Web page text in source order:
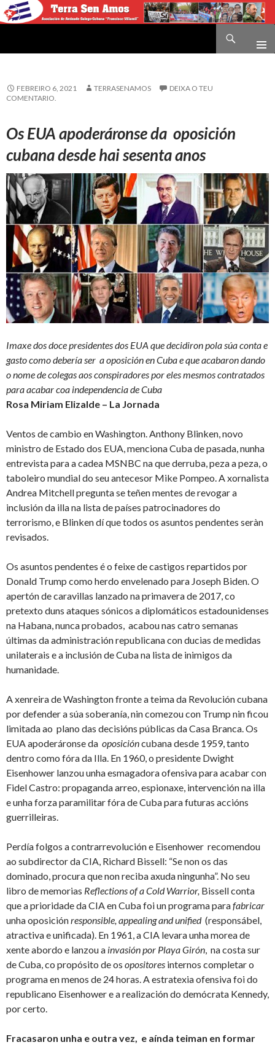
FEBREIRO 6, 2021 TERRASENAMOS
DEIXA O TEU
COMENTARIO.
Os EUA apoderáronse da oposición
cubana desde hai sesenta anos
Imaxe dos doce presidentes dos EUA que decidiron pola súa conta e
gasto como debería ser a oposición en Cuba e que acabaron dando
o nome de colegas aos conspiradores por eles mesmos contratados
para acabar coa independencia de Cuba
Rosa Miriam Elizalde – La Jornada
Ventos de cambio en Washington. Anthony Blinken, novo
ministro de Estado dos EUA, menciona Cuba de pasada, nunha
entrevista para a cadea MSNBC na que derruba, peza a peza, o
taboleiro mundial do seu antecesor Mike Pompeo. A xornalista
Andrea Mitchell pregunta se teñen mentes de revogar a
inclusión da illa na lista de países patrocinadores do
terrorismo, e Blinken dí que todos os asuntos pendentes seràn
revisados.
Os asuntos pendentes é o feixe de castigos repartidos por
Donald Trump como herdo envelenado para Joseph Biden. O
apertón de caravillas lanzado na primavera de 2017, co
pretexto duns ataques sónicos a diplomáticos estadounidenses
na Habana, nunca probados, acabou nas catro semanas
últimas da administración republicana con ducias de medidas
unilaterais e a inclusión de Cuba na lista de inimigos da
humanidade.
A xenreira de Washington fronte a teima da Revolución cubana
por defender a súa soberanía, nin comezou con Trump nin ficou
limitada ao plano das decisións públicas da Casa Branca. Os
EUA apoderáronse da oposicióncubana desde 1959, tanto
dentro como fóra da Illa. En 1960, o presidente Dwight
Eisenhower lanzou unha esmagadora ofensiva para acabar con
Fidel Castro: propaganda arreo, espionaxe, intervención na illa
e unha forza paramilitar fóra de Cuba para futuras accións
guerrilleiras.
Perdía folgos a contrarrevolución e Eisenhower recomendou
ao subdirector da CIA, Richard Bissell: “Se non os das
dominado, procura que non reciba axuda ningunha”. No seu
libro de memorias Reflections of a Cold Warrior, Bissell conta
que a prioridade da CIA en Cuba foi un programa parafabricar
unha oposiciónresponsible, appealing and unified (responsábel,
atractiva e unificada). En 1961, a CIA levara unha morea de
xente abordo e lanzou a invasión por Playa Girón, na costa sur
de Cuba, co propósito de os opositores internos completar o
programa en menos de 24 horas. A estratexia ofensiva foi do
republicano Eisenhower e a realización do demócrata Kennedy,
por certo.
Fracasaron unha e outra vez, e aínda teiman en formar